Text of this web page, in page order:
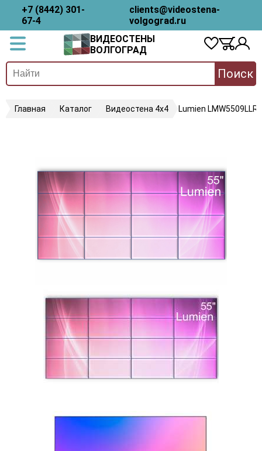
+7 (8442) 301-
67-4
clients@videostena-
volgograd.ru
ВИДЕОСТЕНЫ
ВОЛГОГРАД
Поиск
Главная Каталог Видеостена 4х4 Lumien